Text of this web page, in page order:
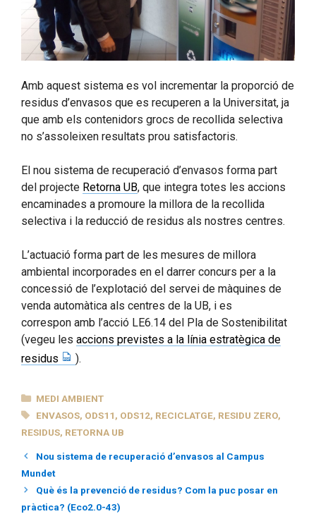
Amb aquest sistema es vol incrementar la proporció de
residus d’envasos que es recuperen a la Universitat, ja
que amb els contenidors grocs de recollida selectiva
no s’assoleixen resultats prou satisfactoris.
El nou sistema de recuperació d’envasos forma part
del projecte Retorna UB, que integra totes les accions
encaminades a promoure la millora de la recollida
selectiva i la reducció de residus als nostres centres.
L’actuació forma part de les mesures de millora
ambiental incorporades en el darrer concurs per a la
concessió de l’explotació del servei de màquines de
venda automàtica als centres de la UB, i es
correspon amb l’acció LE6.14 del Pla de Sostenibilitat
(vegeu les accions previstes a la línia estratègica de
residus
).
CATEGORIES
MEDI AMBIENT
ETIQUETES
ENVASOS, ODS11, ODS12, RECICLATGE, RESIDU ZERO,
RESIDUS, RETORNA UB
Nou sistema de recuperació d’envasos al Campus
Mundet
Què és la prevenció de residus? Com la puc posar en
pràctica? (Eco2.0-43)